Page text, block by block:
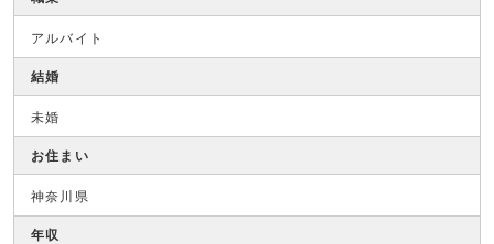
アルバイト
結婚
未婚
お住まい
神奈川県
年収